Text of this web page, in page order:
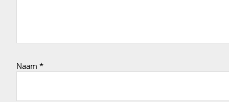
Naam *